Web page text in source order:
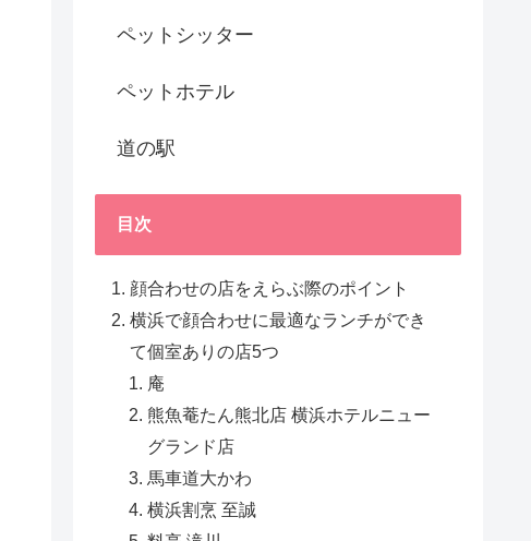
ペットシッター
ペットホテル
道の駅
目次
顔合わせの店をえらぶ際のポイント
横浜で顔合わせに最適なランチができ
て個室ありの店5つ
庵
熊魚菴たん熊北店 横浜ホテルニュー
グランド店
馬車道大かわ
横浜割烹 至誠